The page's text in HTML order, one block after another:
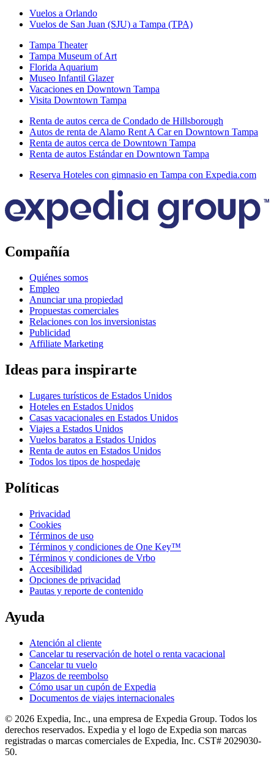
Vuelos a Orlando
Vuelos de San Juan (SJU) a Tampa (TPA)
Tampa Theater
Tampa Museum of Art
Florida Aquarium
Museo Infantil Glazer
Vacaciones en Downtown Tampa
Visita Downtown Tampa
Renta de autos cerca de Condado de Hillsborough
Autos de renta de Alamo Rent A Car en Downtown Tampa
Renta de autos cerca de Downtown Tampa
Renta de autos Estándar en Downtown Tampa
Reserva Hoteles con gimnasio en Tampa con Expedia.com
Compañía
Quiénes somos
Empleo
Anunciar una propiedad
Propuestas comerciales
Relaciones con los inversionistas
Publicidad
Affiliate Marketing
Ideas para inspirarte
Lugares turísticos de Estados Unidos
Hoteles en Estados Unidos
Casas vacacionales en Estados Unidos
Viajes a Estados Unidos
Vuelos baratos a Estados Unidos
Renta de autos en Estados Unidos
Todos los tipos de hospedaje
Políticas
Privacidad
Cookies
Términos de uso
Términos y condiciones de One Key™
Términos y condiciones de Vrbo
Accesibilidad
Opciones de privacidad
Pautas y reporte de contenido
Ayuda
Atención al cliente
Cancelar tu reservación de hotel o renta vacacional
Cancelar tu vuelo
Plazos de reembolso
Cómo usar un cupón de Expedia
Documentos de viajes internacionales
© 2026 Expedia, Inc., una empresa de Expedia Group. Todos los
derechos reservados. Expedia y el logo de Expedia son marcas
registradas o marcas comerciales de Expedia, Inc. CST# 2029030-
50.